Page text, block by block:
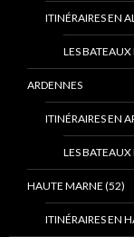
ITINÉRAIRES EN
LES BATEAUX
ARDENNES
ITINÉRAIRES EN
LES BATEAUX
HAUTE MARNE (52)
ITINÉRAIRES EN